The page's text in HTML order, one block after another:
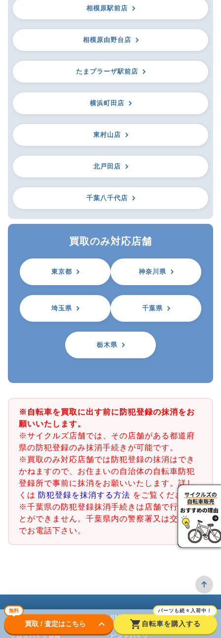
相模原駅前店
相模原由野台店
たまプラーザ駅前店
横浜町田店
東村山店
北戸田店
千葉八千代店
買取のみ対応店舗
東京都 神奈川県
埼玉県 千葉県
栃木県
※自転車を買取に出す前に防犯登録の抹消をお
願いいたします。
※サイクルズ店舗では、その店舗がある都道府
県の防犯登録のみ抹消手続きが可能です。
※買取のみ対応店舗では防犯登録の抹消はでき
かねますので、お住まいの自治体の自転車防犯
登録所で事前に抹消をお願いいたします。詳し
くは 防犯登録を抹消する方法 をご覧ください。
※千葉県の防犯登録抹消手続きは店舗で行うこ
とができません。千葉県内の警察署又は交番ま
でお電話下さい。
無料
買取 / 査定はこちら keyboard_arrow_down shopping_cart
パーツも続々入荷中！
自転車を購入する
ロードバイク
クロスバイク買取
BMX
ピストバイク